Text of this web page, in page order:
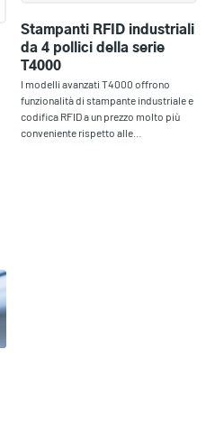
Stampanti RFID industriali
da 4 pollici della serie
T4000
I modelli avanzati T4000 offrono
funzionalità di stampante industriale e
codifica RFID a un prezzo molto più
conveniente rispetto alle…